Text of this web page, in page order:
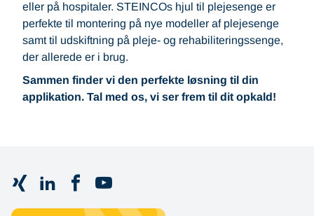
eller på hospitaler. STEINCOs hjul til plejesenge er
perfekte til montering på nye modeller af plejesenge
samt til udskiftning på pleje- og rehabiliteringssenge,
der allerede er i brug.
Sammen finder vi den perfekte løsning til din
applikation. Tal med os, vi ser frem til dit opkald!